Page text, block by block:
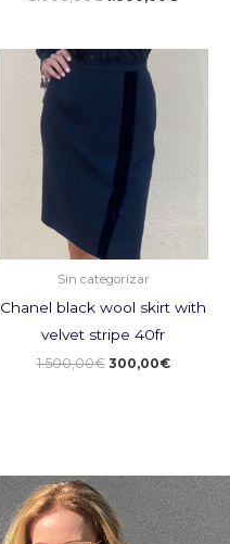
Sin categorizar
Chanel black wool skirt with
velvet stripe 40fr
1.500,00€
precio
original
1.500,00€.
300,00€